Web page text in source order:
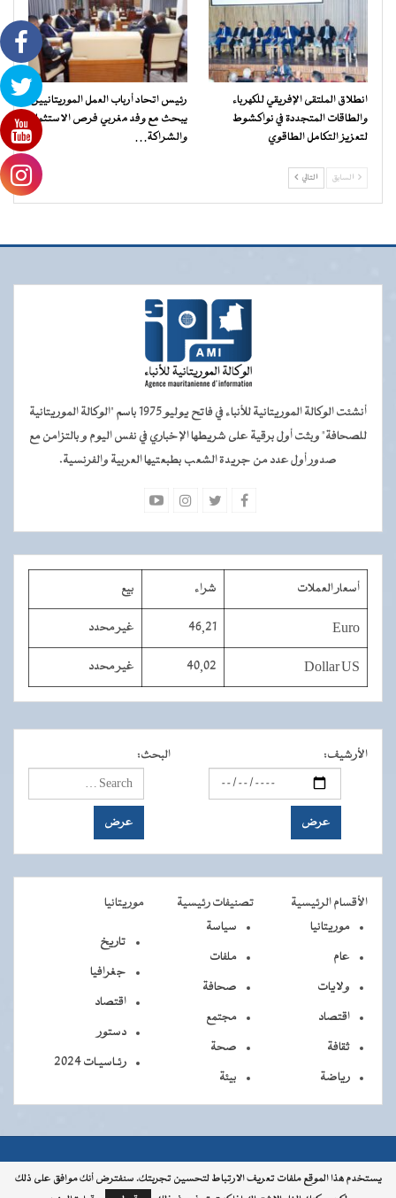
انطلاق الملتقى الإفريقي للكهرباء
والطاقات المتجددة في نواكشوط
لتعزيز التكامل الطاقوي
رئيس اتحاد أرباب العمل الموريتانيين
يبحث مع وفد مغربي فرص الاستثمار
والشراكة…
السابق التالي
أنشئت الوكالة الموريتانية للأنباء في فاتح يوليو 1975 باسم "الوكالة الموريتانية
للصحافة" وبثت أول برقية على شريطها الإخباري في نفس اليوم و بالتزامن مع
صدور أول عدد من جريدة الشعب بطبعتيها العربية والفرنسية.
أسعار العملات شراء بيع
Euro
46,21 غير محدد
Dollar US
40,02 غير محدد
الأرشيف: البحث:
الأقسام الرئيسية تصنيفات رئيسية
موريتانيا
موريتانيا
عام
ولايات
اقتصاد
ثقافة
رياضة
سياسة
ملفات
صحافة
مجتمع
صحة
بيئة
تاريخ
جغرافيا
اقتصاد
دستور
رئـاسيـات 2024
جميــــع جميع الحقوق محفوظة © 2026 - الوكالة الموريتانية للأنباء
يستخدم هذا الموقع ملفات تعريف الارتباط لتحسين تجربتك. سنفترض أنك موافق على ذلك